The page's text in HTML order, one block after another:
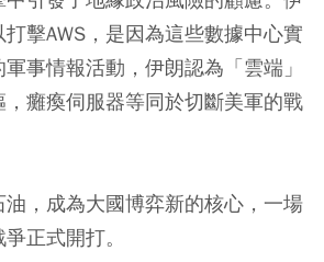
擊AWS，是因為這些數據中心實
事情報活動，伊朗認為「雲端」
癱瘓伺服器等同於切斷美軍的戰
，成為大國博弈新的核心，一場
正式開打。